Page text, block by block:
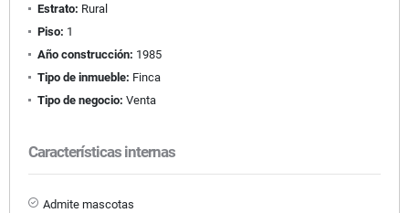
Estrato: Rural
Piso: 1
Año construcción: 1985
Tipo de inmueble: Finca
Tipo de negocio: Venta
Características internas
Admite mascotas